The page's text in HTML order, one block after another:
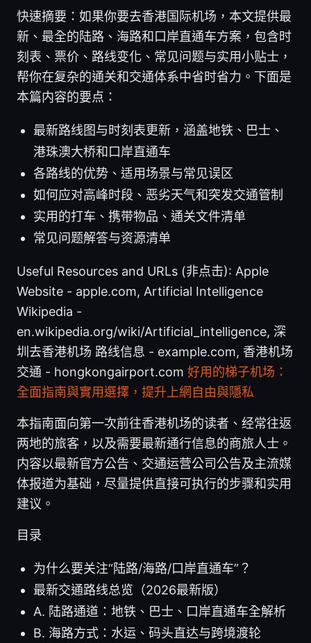
快速摘要：如果你要去香港国际机场，本文提供最
新、最全的陆路、海路和口岸直通车方案，包含时
刻表、票价、路线变化、常见问题与实用小贴士，
帮你在复杂的通关和交通体系中省时省力。下面是
本篇内容的要点：
最新路线图与时刻表更新，涵盖地铁、巴士、
港珠澳大桥和口岸直通车
各路线的优势、适用场景与常见误区
如何应对高峰时段、恶劣天气和突发交通管制
实用的打车、携带物品、通关文件清单
常见问题解答与资源清单
Useful Resources and URLs (非点击): Apple
Website - apple.com, Artificial Intelligence
Wikipedia -
en.wikipedia.org/wiki/Artificial_intelligence, 深
圳去香港机场 路线信息 - example.com, 香港机场
交通 - hongkongairport.com 好用的梯子机场：
全面指南與實用選擇，提升上網自由與隱私
本指南面向第一次前往香港机场的读者、经常往返
两地的旅客，以及需要最新通行信息的商旅人士。
内容以最新官方公告、交通运营公司公告及主流媒
体报道为基础，尽量提供直接可执行的步骤和实用
建议。
目录
为什么要关注“陆路/海路/口岸直通车”？
最新交通路线总览（2026最新版）
A. 陆路通道：地铁、巴士、口岸直通车全解析
B. 海路方式：水运、码头直达与跨境渡轮